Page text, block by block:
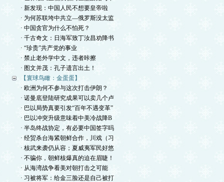
· 新发现：中国人民不想要皇帝啦
· 为何苏联垮中共立—俄罗斯没太监
· 中国贪官为什么不怕死？
· 千古奇文：日海军致丁汝昌劝降书
· “珍贵”共产党的事业
· 禁止老外学中文，违者咔擦
· 图文并茂：孔子遗言出土！
【寰球鸟瞰：金蛋蛋】
· 欧洲为何不参与这次打击伊朗？
· 诺曼底登陆研究成果可以卖几个卢
· 巴以局势真要引发“百年不遇变革”
· 巴以冲突升级意味着中美冷战降B
· 半岛终战协定，有必要中国签字吗
· 经贸杀台海紧朝鲜合作，川戏（习
· 核武来袭仍从容；夏威夷军民好悠
· 不骗你，朝鲜核爆真的迫在眉睫！
· 从海湾战争看美对朝打击之可能
· 习被将军：给金三脸还是自己被打